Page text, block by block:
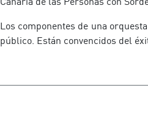
Los componentes de una
público. Están convencidos del